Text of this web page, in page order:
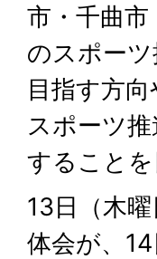
市・千曲
のスポー
目指す方
スポーツ
することを
13日（木
体会が、